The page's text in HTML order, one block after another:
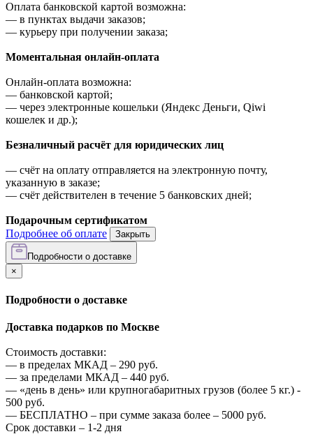
Оплата банковской картой возможна:
— в пунктах выдачи заказов;
— курьеру при получении заказа;
Моментальная онлайн-оплата
Онлайн-оплата возможна:
— банковской картой;
— через электронные кошельки (Яндекс Деньги, Qiwi
кошелек и др.);
Безналичный расчёт для юридических лиц
— счёт на оплату отправляется на электронную почту,
указанную в заказе;
— счёт действителен в течение 5 банковских дней;
Подарочным сертификатом
Подробнее об оплате
Закрыть
Подробности о доставке
×
Подробности о доставке
Доставка подарков по Москве
Стоимость доставки:
— в пределах МКАД – 290 руб.
— за пределами МКАД – 440 руб.
— «день в день» или крупногабаритных грузов (более 5 кг.) -
500 руб.
— БЕСПЛАТНО – при сумме заказа более – 5000 руб.
Срок доставки – 1-2 дня